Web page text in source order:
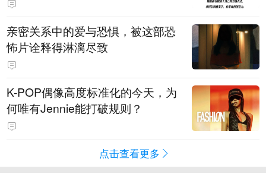
亲密关系中的爱与恐惧，被这部恐
怖片诠释得淋漓尽致
K-POP偶像高度标准化的今天，为
何唯有Jennie能打破规则？
点击查看更多